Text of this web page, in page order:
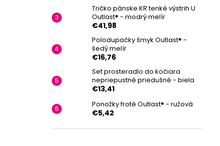
Tričko pánske KR tenké výstrih U
Outlast® - modrý melír
€41,98
Polodupačky šmyk Outlast® -
šedý melír
€16,76
Set prosteradlo do kočiara
nepriepustné priedušné - biela
€13,41
Ponožky froté Outlast® - ružová
€5,42